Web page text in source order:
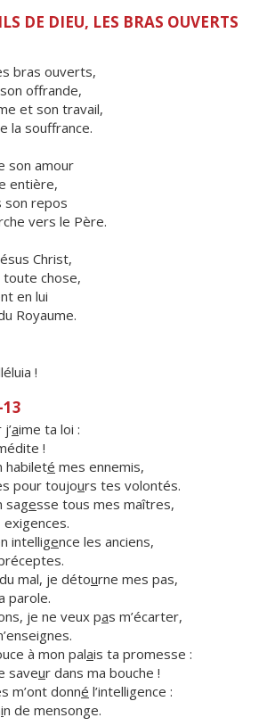
DE DIEU, LES BRAS OUVERTS
bras ouverts,
offrande,
et son travail,
la souffrance.
son amour
entière,
son repos
vers le Père.
Christ,
chose,
en lui
Royaume.
!
13
aime ta loi :
!
habileté mes ennemis,
pour toujours tes volontés.
sagesse tous mes maîtres,
intelligence les anciens,
mal, je détourne mes pas,
parole.
je ne veux pas m’écarter,
à mon palais ta promesse :
saveur dans ma bouche !
m’ont donné l’intelligence :
in de mensonge.